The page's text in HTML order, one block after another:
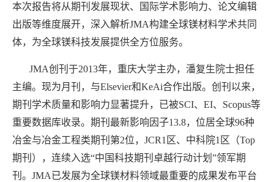
本次报告将从期刊发展现状、国际学术影响力、论文编辑
出版等维度展开，深入解析JMA构建全球镁材料学术共同
体，为全球镁科技发展提供全方位服务。
JMA创刊于2013年，重庆大学主办，潘复生院士担任
主编。现为月刊，与Elsevier和KeAi合作出版。创刊以来，
期刊学术质量和影响力显著提升，已被SCI、EI、Scopus等
重要数据库收录。期刊最新影响因子13.8，位居全球96种
冶金与冶金工程类期刊第2位，JCR1区、中科院1区（Top
期刊），连续入选“中国科技期刊卓越行动计划”领军期
刊。JMA已发展为全球镁材料领域最重要的成果发布平台